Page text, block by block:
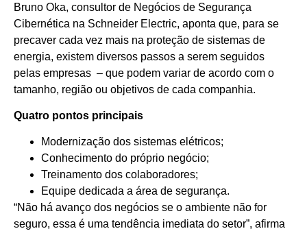
Bruno Oka, consultor de Negócios de Segurança
Cibernética na Schneider Electric, aponta que, para se
precaver cada vez mais na proteção de sistemas de
energia, existem diversos passos a serem seguidos
pelas empresas – que podem variar de acordo com o
tamanho, região ou objetivos de cada companhia.
Quatro pontos principais
Modernização dos sistemas elétricos;
Conhecimento do próprio negócio;
Treinamento dos colaboradores;
Equipe dedicada a área de segurança.
“Não há avanço dos negócios se o ambiente não for
seguro, essa é uma tendência imediata do setor”, afirma